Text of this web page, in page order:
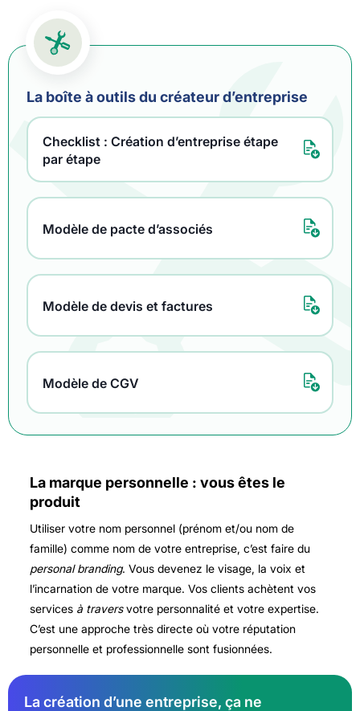
La boîte à outils du créateur d’entreprise
Checklist : Création d’entreprise étape
par étape
Modèle de pacte d’associés
Modèle de devis et factures
Modèle de CGV
La marque personnelle : vous êtes le
produit
Utiliser votre nom personnel (prénom et/ou nom de
famille) comme nom de votre entreprise, c’est faire du
personal branding. Vous devenez le visage, la voix et
l’incarnation de votre marque. Vos clients achètent vos
services à traversvotre personnalité et votre expertise.
C’est une approche très directe où votre réputation
personnelle et professionnelle sont fusionnées.
La création d’une entreprise, ça ne